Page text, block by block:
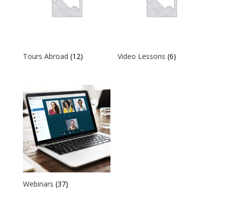
Tours Abroad (12) Video Lessons(6)
Webinars (37)